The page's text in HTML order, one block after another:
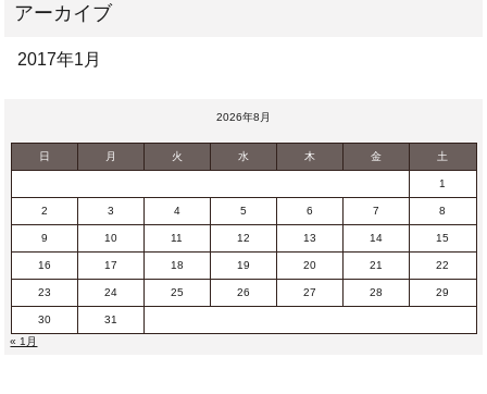
2017年1月
2026年8月
日 月 火 水 木 金 土
1
2 3 4 5 6 7 8
9 10 11 12 13 14 15
16 17 18 19 20 21 22
23 24 25 26 27 28 29
30
31
« 1月